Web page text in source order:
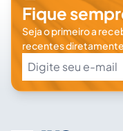
Fique
Seja o primeiro a
recentes